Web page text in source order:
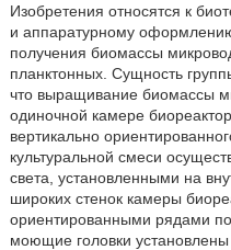
Изобретения относятся к
и аппаратурному
получения биомассы
планктонных. Сущность
что выращивание биомассы
одиночной камере
вертикально
культуральной смеси
света, установленными на
широких стенок камеры
ориентированными рядами
моющие головки